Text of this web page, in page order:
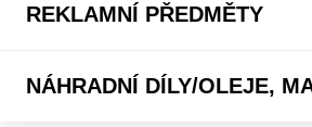
REKLAMNÍ PŘEDMĚTY
NÁHRADNÍ DÍLY/OLEJE,